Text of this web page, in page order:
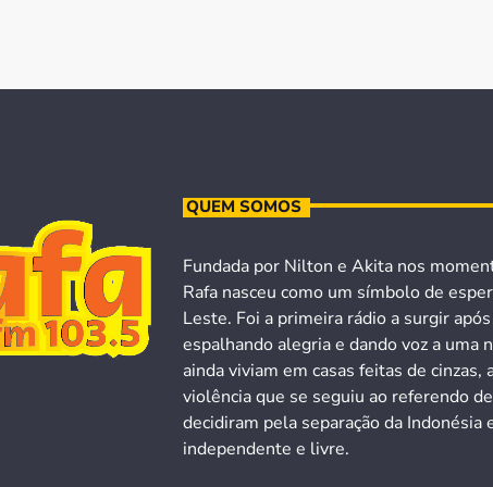
QUEM SOMOS
Fundada por Nilton e Akita nos
Rafa nasceu como um símbolo de
Leste. Foi a primeira rádio a surgir
espalhando alegria e dando voz a uma
ainda viviam em casas feitas de
violência que se seguiu ao referendo
decidiram pela separação da Indonésia
independente e livre.